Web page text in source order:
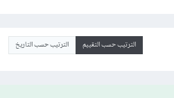
الترتيب حسب التقييم الترتيب حسب التاريخ